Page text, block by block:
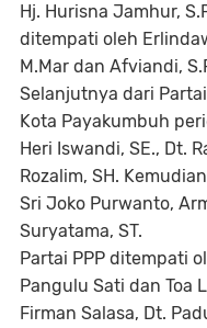
Hj. Hurisna Jamhur,
ditempati oleh
M.Mar dan Afviandi,
Selanjutnya dari
Kota Payakumbuh
Heri Iswandi, SE., Dt.
Rozalim, SH.
Sri Joko Purwanto,
Suryatama, ST.
Partai PPP ditempati
Pangulu Sati dan Toa
Firman Salasa, Dt.